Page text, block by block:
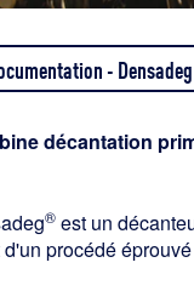
-
décantation
® est un
procédé